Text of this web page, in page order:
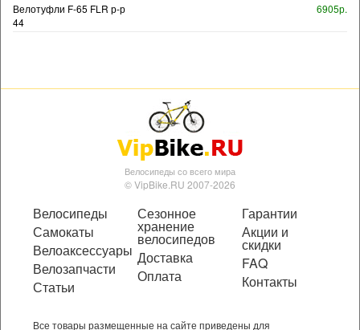
Велотуфли F-65 FLR р-р
44
6905р.
Велосипеды со всего мира
© VipBike.RU 2007-2026
Велосипеды
Самокаты
Велоаксессуары
Велозапчасти
Статьи
Сезонное
хранение
велосипедов
Доставка
Оплата
Гарантии
Акции и
скидки
FAQ
Контакты
Все товары размещенные на сайте приведены для